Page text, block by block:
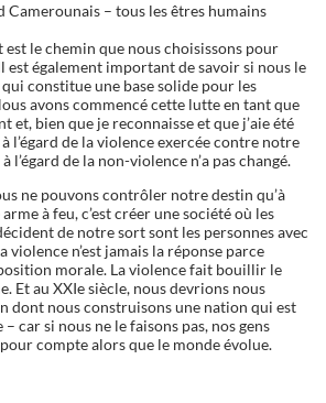
Camerounais – tous les êtres humains
le chemin que nous choisissons pour
également important de savoir si nous le
constitue une base solide pour les
avons commencé cette lutte en tant que
et, bien que je reconnaisse et que j’aie été
l’égard de la violence exercée contre notre
l’égard de la non-violence n’a pas changé.
ne pouvons contrôler notre destin qu’à
à feu, c’est créer une société où les
de notre sort sont les personnes avec
violence n’est jamais la réponse parce
morale. La violence fait bouillir le
Et au XXIe siècle, nous devrions nous
dont nous construisons une nation qui est
car si nous ne le faisons pas, nos gens
compte alors que le monde évolue.